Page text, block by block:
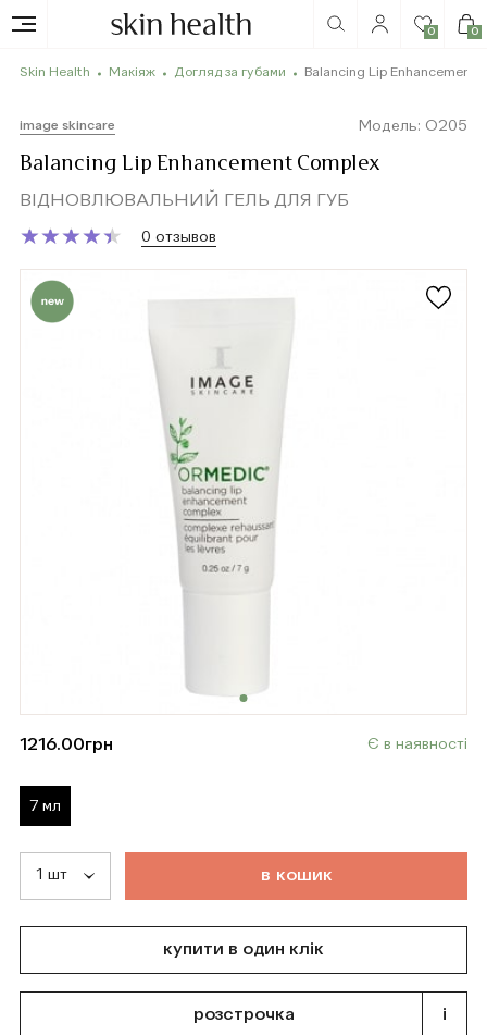
0 0
Skin Health Макіяж Догляд за губами Balancing Lip Enhancement
image skincare Модель: O205
Balancing Lip Enhancement Complex
ВІДНОВЛЮВАЛЬНИЙ ГЕЛЬ ДЛЯ ГУБ
★
★★
★★
★★
★★
★ 0 отзывов
1216.00грн Є в наявності
7 мл
в кошик
купити в один клік
розстрочка i